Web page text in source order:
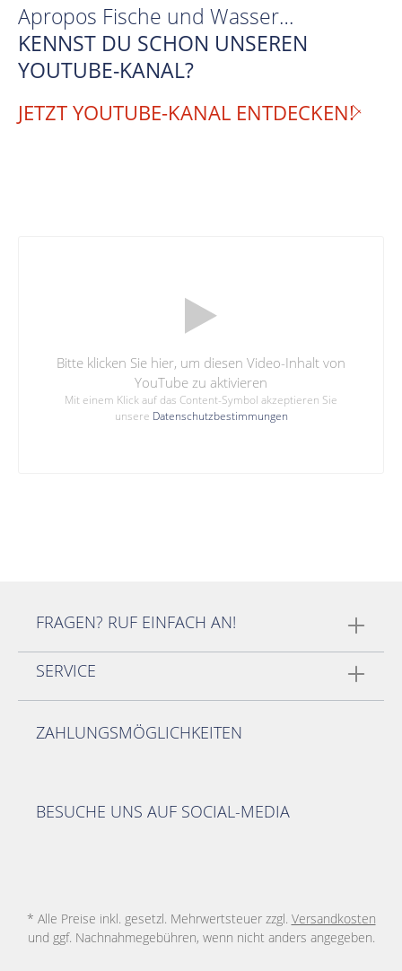
Apropos Fische und Wasser…
KENNST DU SCHON UNSEREN
YOUTUBE-KANAL?
JETZT YOUTUBE-KANAL ENTDECKEN!
Bitte klicken Sie hier, um diesen Video-Inhalt von
YouTube zu aktivieren
Mit einem Klick auf das Content-Symbol akzeptieren Sie
unsere Datenschutzbestimmungen
FRAGEN? RUF EINFACH AN!
SERVICE
ZAHLUNGSMÖGLICHKEITEN
BESUCHE UNS AUF SOCIAL-MEDIA
* Alle Preise inkl. gesetzl. Mehrwertsteuer zzgl. Versandkosten
und ggf. Nachnahmegebühren, wenn nicht anders angegeben.